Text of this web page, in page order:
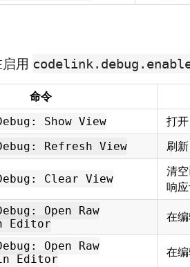
用
命令
Show View 打
Refresh View 刷
Clear View
清
响
Open Raw
Editor
在
Open Raw
in Editor
在